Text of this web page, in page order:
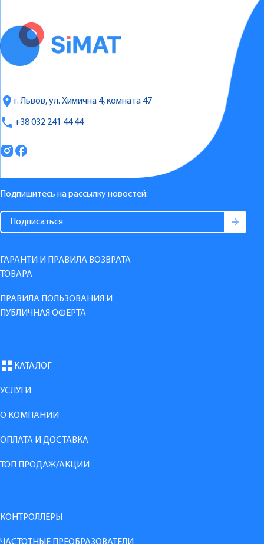
г. Львов, ул. Химична 4, комната 47
+38 032 241 44 44
Подпишитесь на рассылку новостей:
ГАРАНТИ И ПРАВИЛА ВОЗВРАТА
ТОВАРА
ПРАВИЛА ПОЛЬЗОВАНИЯ И
ПУБЛИЧНАЯ ОФЕРТА
КАТАЛОГ
УСЛУГИ
О КОМПАНИИ
ОПЛАТА И ДОСТАВКА
ТОП ПРОДАЖ/АКЦИИ
КОНТРОЛЛЕРЫ